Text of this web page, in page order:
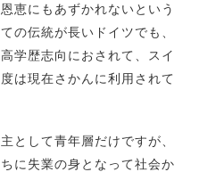
恵にもあずかれないという
の伝統が長いドイツでも、
学歴志向におされて、スイ
は現在さかんに利用されて
として青年層だけですが、
に失業の身となって社会か